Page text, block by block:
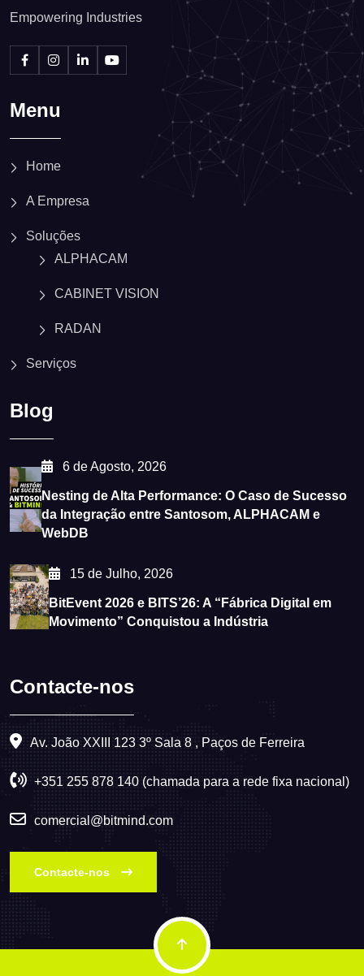
Empowering Industries
Menu
Home
A Empresa
Soluções
ALPHACAM
CABINET VISION
RADAN
Serviços
Blog
6 de Agosto, 2026
Nesting de Alta Performance: O Caso de Sucesso
da Integração entre Santosom, ALPHACAM e
WebDB
15 de Julho, 2026
BitEvent 2026 e BITS’26: A “Fábrica Digital em
Movimento” Conquistou a Indústria
Contacte-nos
Av. João XXIII 123 3º Sala 8 , Paços de Ferreira
+351 255 878 140 (chamada para a rede fixa nacional)
comercial@bitmind.com
Contacte-nos